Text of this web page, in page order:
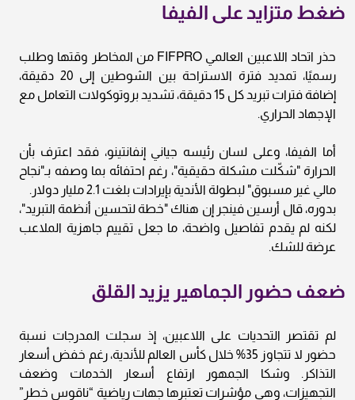
ضغط متزايد على الفيفا
حذر اتحاد اللاعبين العالمي FIFPRO من المخاطر وقتها وطلب
رسميًا، تمديد فترة الاستراحة بين الشوطين إلى 20 دقيقة،
إضافة فترات تبريد كل 15 دقيقة، تشديد بروتوكولات التعامل مع
الإجهاد الحراري.
أما الفيفا، وعلى لسان رئيسه جياني إنفانتينو، فقد اعترف بأن
الحرارة "شكّلت مشكلة حقيقية"، رغم احتفائه بما وصفه بـ"نجاح
مالي غير مسبوق" لبطولة الأندية بإيرادات بلغت 2.1 مليار دولار.
بدوره، قال أرسين فينجر إن هناك "خطة لتحسين أنظمة التبريد"،
لكنه لم يقدم تفاصيل واضحة، ما جعل تقييم جاهزية الملاعب
عرضة للشك.
ضعف حضور الجماهير يزيد القلق
لم تقتصر التحديات على اللاعبين، إذ سجلت المدرجات نسبة
حضور لا تتجاوز 35% خلال كأس العالم للأندية، رغم خفض أسعار
التذاكر. وشكا الجمهور ارتفاع أسعار الخدمات وضعف
التجهيزات، وهي مؤشرات تعتبرها جهات رياضية “ناقوس خطر”